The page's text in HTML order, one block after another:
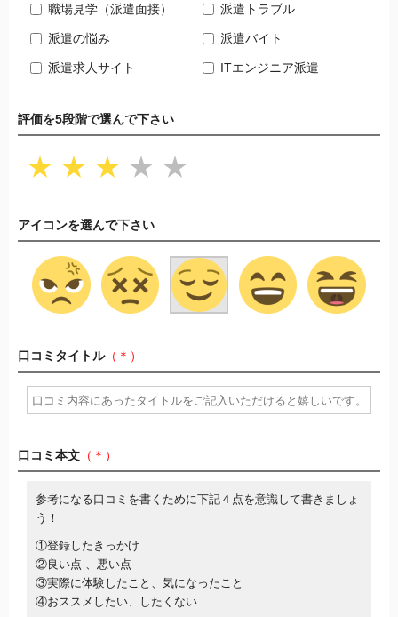
職場見学（派遣面接） 派遣トラブル
派遣の悩み 派遣バイト
派遣求人サイト ITエンジニア派遣
評価を5段階で選んで下さい
★ ★ ★ ★ ★
アイコンを選んで下さい
口コミタイトル（＊）
口コミ本文 （＊）
参考になる口コミを書くために下記４点を意識して書きましょ
う！
①登録したきっかけ
②良い点 、悪い点
③実際に体験したこと、気になったこと
④おススメしたい、したくない